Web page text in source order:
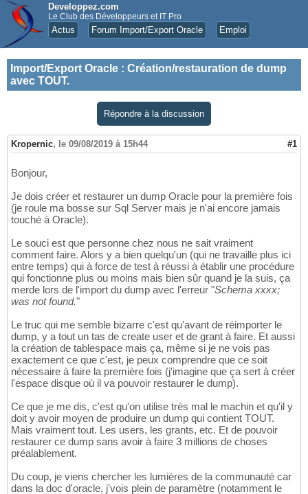
Developpez.com
Le Club des Développeurs et IT Pro
Actus Forum Import/Export Oracle Emploi
Import/Export Oracle : Création/restauration de dump
avec TOUT.
Répondre à la discussion
Kropernic, le 09/08/2019 à 15h44 #1
Bonjour,
Je dois créer et restaurer un dump Oracle pour la première fois
(je roule ma bosse sur Sql Server mais je n'ai encore jamais
touché à Oracle).
Le souci est que personne chez nous ne sait vraiment
comment faire. Alors y a bien quelqu'un (qui ne travaille plus ici
entre temps) qui à force de test à réussi à établir une procédure
qui fonctionne plus ou moins mais bien sûr quand je la suis, ça
merde lors de l'import du dump avec l'erreur "Schema xxxx;
was not found."
Le truc qui me semble bizarre c'est qu'avant de réimporter le
dump, y a tout un tas de create user et de grant à faire. Et aussi
la création de tablespace mais ça, même si je ne vois pas
exactement ce que c'est, je peux comprendre que ce soit
nécessaire à faire la première fois (j'imagine que ça sert à créer
l'espace disque où il va pouvoir restaurer le dump).
Ce que je me dis, c'est qu'on utilise très mal le machin et qu'il y
doit y avoir moyen de produire un dump qui contient TOUT.
Mais vraiment tout. Les users, les grants, etc. Et de pouvoir
restaurer ce dump sans avoir à faire 3 millions de choses
préalablement.
Du coup, je viens chercher les lumières de la communauté car
dans la doc d'oracle, j'vois plein de paramètre (notamment le